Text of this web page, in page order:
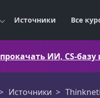
Источники Все
прокачать ИИ, CS-
Источники